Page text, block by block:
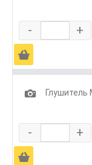
- +
Ä
1
- +
Ä